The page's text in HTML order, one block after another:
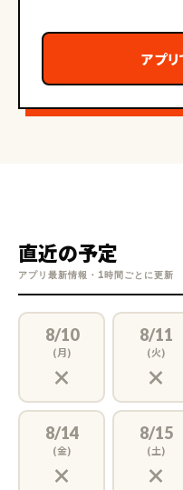
アプ
直近の予定
アプリ最新情報・1時間ごとに更新
8/10
(月)
×
8/11
(火)
×
8/14
(金)
×
8/15
(土)
×